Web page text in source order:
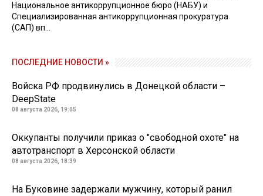
Национальное антикоррупционное бюро (НАБУ) и
Специализированная антикоррупционная прокуратура
(САП) вп...
ПОСЛЕДНИЕ НОВОСТИ »
Войска РФ продвинулись в Донецкой области –
DeepState
08 августа 2026, 19:05
Оккупанты получили приказ о "свободной охоте" на
автотранспорт в Херсонской области
08 августа 2026, 18:39
На Буковине задержали мужчину, который ранил